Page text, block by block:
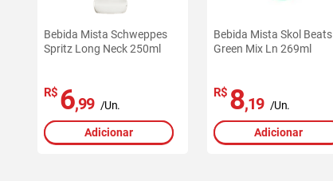
Bebida Mista Schweppes
Spritz Long Neck 250ml
R$ 6,99 /Un.
Adicionar
Bebida Mista Skol Beats
Green Mix Ln 269ml
R$ 8,19 /Un.
Adicionar